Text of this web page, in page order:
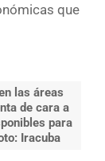
que
las áreas
de cara a
para
Iracuba